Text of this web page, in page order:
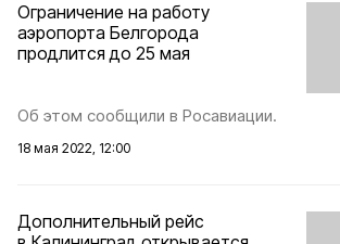
Ограничение на работу
аэропорта Белгорода
продлится до 25 мая
Об этом сообщили в Росавиации.
18 мая 2022, 12:00
Дополнительный рейс